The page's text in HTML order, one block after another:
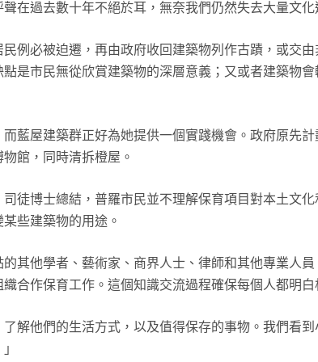
在過去數十年不絕於耳，無奈我們仍然失去大量文化
民例必被迫遷，再由政府收回建築物列作古蹟，或交
是市民無從欣賞建築物的深層意義；又或者建築物
藍屋建築群正好為她提供一個實踐機會。政府原先
館，同時清拆橙屋。
徒博士總結，普羅市民並不理解保育項目對本土文
些建築物的用途。
其他學者、藝術家、商界人士、律師和其他專業人
合作保育工作。這個知識交流過程確保每個人都明白
解他們的生活方式，以及值得保存的事物。我們看